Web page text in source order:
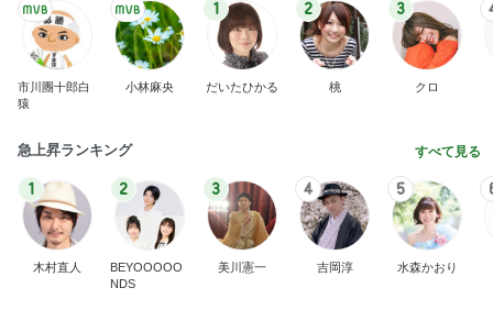
市川團十郎白
猿
小林麻央
1
だいたひかる
2
桃
3
クロ
急上昇ランキング すべて見る
1
木村直人
2
BEYOOOOO
NDS
3
美川憲一
4
吉岡淳
5
水森かおり